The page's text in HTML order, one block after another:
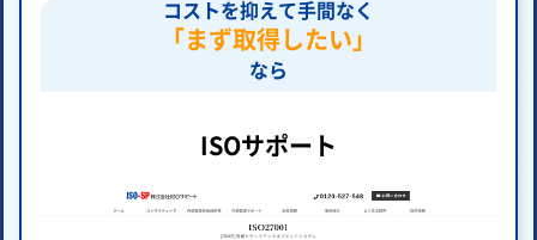
コストを抑えて手間なく
「まず取得したい」
なら
ISOサポート